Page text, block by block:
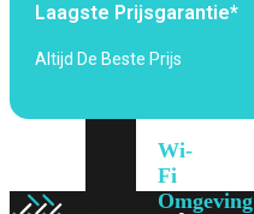
Fi
6E
Fi
Wi-
Fi
Omgeving
Laagste Prijsgarantie*
Altijd De Beste Prijs